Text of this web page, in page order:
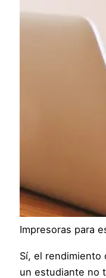
Impresoras para
Sí, el rendimiento
un estudiante no